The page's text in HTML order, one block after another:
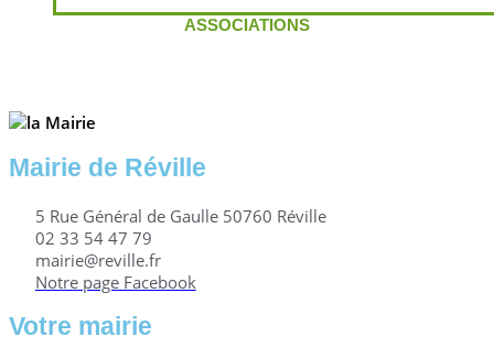
ASSOCIATIONS
Mairie de Réville
5 Rue Général de Gaulle 50760 Réville
02 33 54 47 79
mairie@reville.fr
Notre page Facebook
Votre mairie